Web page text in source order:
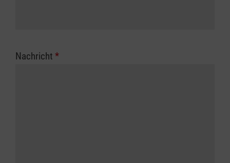
Nachricht *